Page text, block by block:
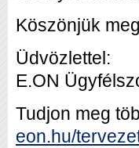
Köszönjük
Üdvözlettel:
E.ON
Tudjon meg
eon.hu/